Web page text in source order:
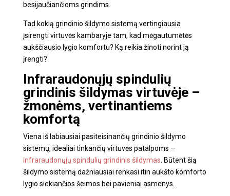
besijaučiančioms grindims.
Tad kokią grindinio šildymo sistemą vertingiausia
įsirengti virtuvės kambaryje tam, kad mėgautumėtės
aukščiausio lygio komfortu? Ką reikia žinoti norint ją
įrengti?
Infraraudonųjų spindulių
grindinis šildymas virtuvėje–
žmonėms, vertinantiems
komfortą
Viena iš labiausiai pasiteisinančių grindinio šildymo
sistemų, idealiai tinkančių virtuvės patalpoms –
infraraudonųjų spindulių grindinis šildymas . Būtent šią
šildymo sistemą dažniausiai renkasi itin aukšto komforto
lygio siekiančios šeimos bei pavieniai asmenys.